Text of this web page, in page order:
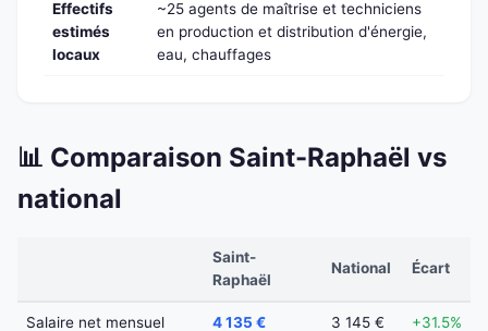
Effectifs
estimés
locaux
~25 agents de maîtrise et techniciens
en production et distribution d'énergie,
eau, chauffages
📊 Comparaison Saint-Raphaël vs
national
Saint-
Raphaël
National Écart
Salaire net mensuel 4 135 € 3 145 € +31.5%